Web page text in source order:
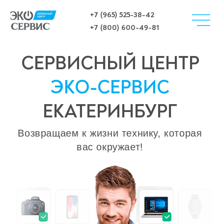
+7 (965) 525-38-42
+7 (800) 600-49-81
СЕРВИСНЫЙ ЦЕНТР
ЭКО-СЕРВИС
ЕКАТЕРИНБУРГ
Возвращаем к жизни технику, которая
вас окружает!